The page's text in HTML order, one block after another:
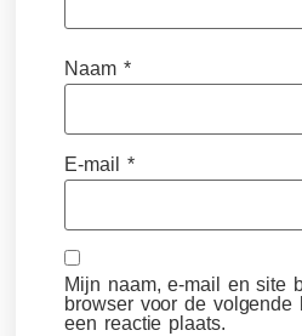
Naam *
E-mail *
Mijn naam, e-mail en site
browser voor de volgende
een reactie plaats.